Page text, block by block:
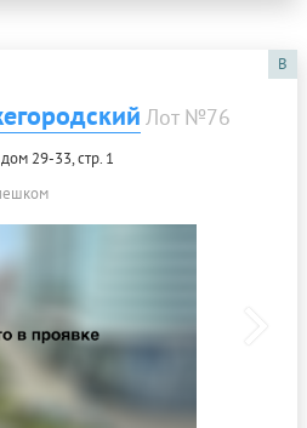
B
Лот №76
29-33, стр. 1